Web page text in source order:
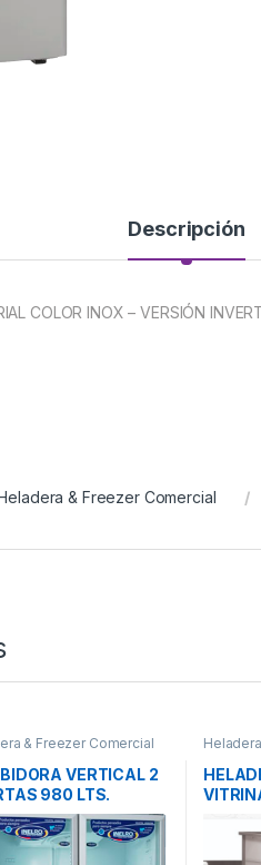
Descripción
COLOR INOX – VERSIÓN
& Freezer Comercial
& Freezer Comercial
VERTICAL 2
980 LTS.
Mod. MT-980